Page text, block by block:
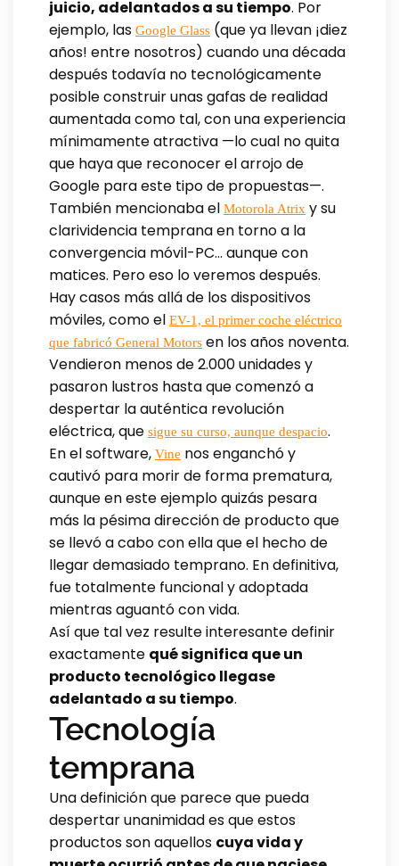
juicio, adelantados a su tiempo. Por
ejemplo, las Google Glass (que ya llevan ¡diez
años! entre nosotros) cuando una década
después todavía no tecnológicamente
posible construir unas gafas de realidad
aumentada como tal, con una experiencia
mínimamente atractiva —lo cual no quita
que haya que reconocer el arrojo de
Google para este tipo de propuestas—.
También mencionaba el Motorola Atrix y su
clarividencia temprana en torno a la
convergencia móvil-PC… aunque con
matices. Pero eso lo veremos después.
Hay casos más allá de los dispositivos
móviles, como el EV-1, el primer coche eléctrico
que fabricó General Motors en los años noventa.
Vendieron menos de 2.000 unidades y
pasaron lustros hasta que comenzó a
despertar la auténtica revolución
eléctrica, que sigue su curso, aunque despacio.
En el software, Vine nos enganchó y
cautivó para morir de forma prematura,
aunque en este ejemplo quizás pesara
más la pésima dirección de producto que
se llevó a cabo con ella que el hecho de
llegar demasiado temprano. En definitiva,
fue totalmente funcional y adoptada
mientras aguantó con vida.
Así que tal vez resulte interesante definir
exactamente qué significa que un
producto tecnológico llegase
adelantado a su tiempo.
Tecnología
temprana
Una definición que parece que pueda
despertar unanimidad es que estos
productos son aquellos cuya vida y